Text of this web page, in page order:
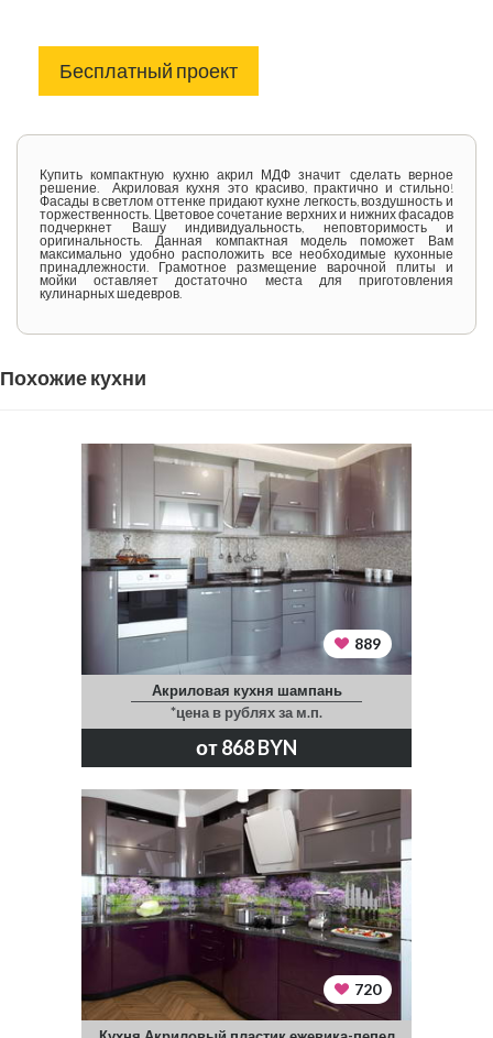
Бесплатный проект
Купить компактную кухню акрил МДФ значит сделать верное
решение. Акриловая кухня это красиво, практично и стильно!
Фасады в светлом оттенке придают кухне легкость, воздушность и
торжественность. Цветовое сочетание верхних и нижних фасадов
подчеркнет Вашу индивидуальность, неповторимость и
оригинальность. Данная компактная модель поможет Вам
максимально удобно расположить все необходимые кухонные
принадлежности. Грамотное размещение варочной плиты и
мойки оставляет достаточно места для приготовления
кулинарных шедевров.
Похожие кухни
889
Акриловая кухня шампань
*цена в рублях за м.п.
от 868 BYN
720